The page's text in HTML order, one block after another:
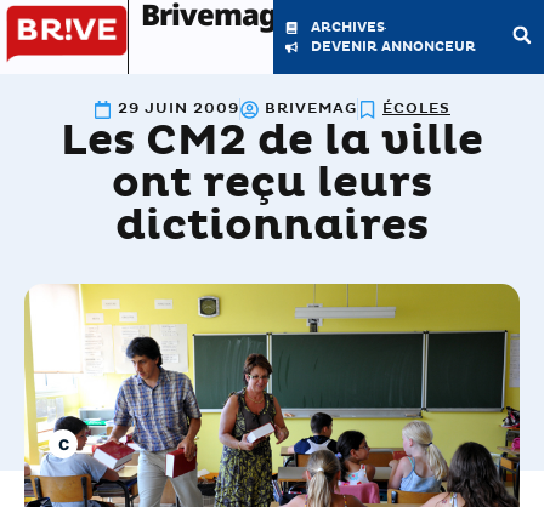
Brivemag'
ARCHIVES
DEVENIR ANNONCEUR
29 JUIN 2009 BRIVEMAG ÉCOLES
Les CM2 de la ville
ont reçu leurs
dictionnaires